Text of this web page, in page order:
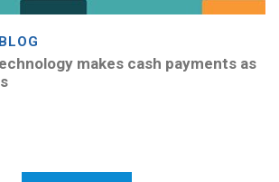
makes cash payments as